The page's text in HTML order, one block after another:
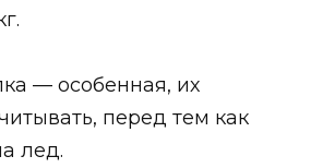
— особенная, их
перед тем как
лед.